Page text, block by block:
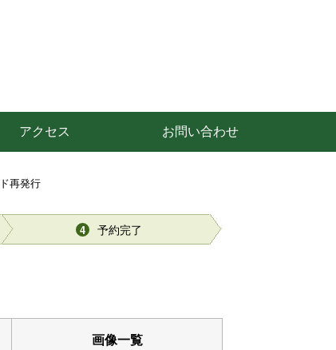
アクセス お問い合わせ
再発行
4 予約完了
画像一覧